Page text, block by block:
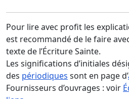
Pour lire avec profit les
est recommandé de le faire
texte de l’Écriture Sainte.
Les significations d’initiales
des périodiques sont en page d’
Fournisseurs d’ouvrages : voir